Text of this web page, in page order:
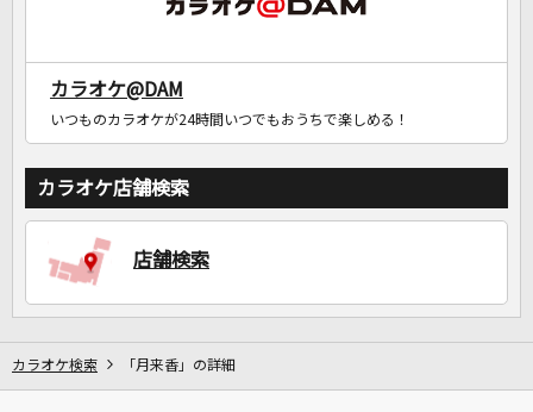
カラオケ@DAM
いつものカラオケが24時間いつでもおうちで楽しめる！
カラオケ店舗検索
店舗検索
カラオケ検索 「月来香」の詳細